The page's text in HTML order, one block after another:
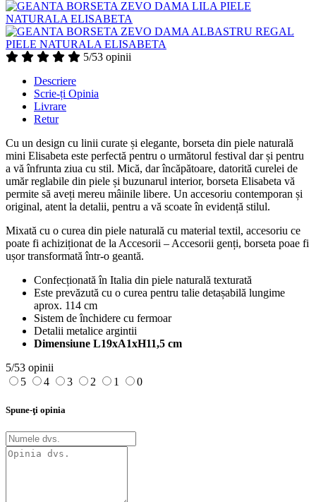
5/53 opinii
Descriere
Scrie-ți Opinia
Livrare
Retur
Cu un design cu linii curate și elegante, borseta din piele naturală
mini Elisabeta este perfectă pentru o următorul festival dar și pentru
a vă înfrunta ziua cu stil. Mică, dar încăpătoare, datorită curelei de
umăr reglabile din piele și buzunarul interior, borseta Elisabeta vă
permite să aveți mereu mâinile libere. Un accesoriu contemporan și
original, atent la detalii, pentru a vă scoate în evidență stilul.
Mixată cu o curea din piele naturală cu material textil, accesoriu ce
poate fi achiziționat de la Accesorii – Accesorii genți, borseta poae fi
ușor transformată într-o geantă.
Confecționată în Italia din piele naturală texturată
Este prevăzută cu o curea pentru talie detașabilă lungime
aprox. 114 cm
Sistem de închidere cu fermoar
Detalii metalice argintii
Dimensiune L19xA1xH11,5 cm
5/53 opinii
5
4 3 2 1 0
Spune-ţi opinia